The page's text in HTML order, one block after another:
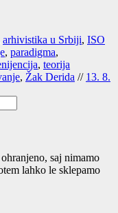
arhivistika u Srbiji, ISO
, paradigma,
, teorija
, Žak Derida // 13. 8.
saj nima­mo
lah­ko le skle­pa­mo